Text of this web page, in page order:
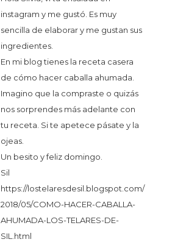
instagram y me gustó. Es muy
sencilla de elaborar y me gustan sus
ingredientes.
En mi blog tienes la receta casera
de cómo hacer caballa ahumada.
Imagino que la compraste o quizás
nos sorprendes más adelante con
tu receta. Si te apetece pásate y la
ojeas.
Un besito y feliz domingo.
Sil
https://lostelaresdesil.blogspot.com/
2018/05/COMO-HACER-CABALLA-
AHUMADA-LOS-TELARES-DE-
SIL.html